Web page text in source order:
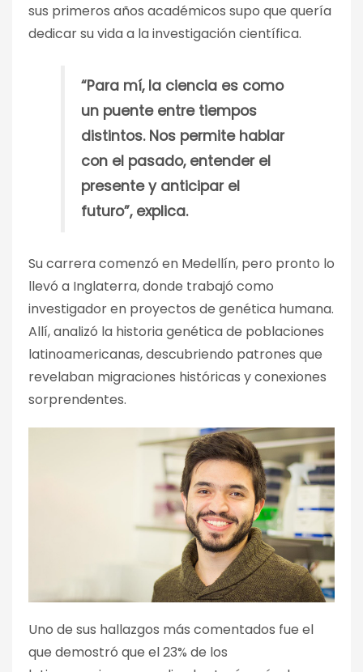
sus primeros años académicos supo que quería
dedicar su vida a la investigación científica.
“Para mí, la ciencia es como
un puente entre tiempos
distintos. Nos permite hablar
con el pasado, entender el
presente y anticipar el
futuro”, explica.
Su carrera comenzó en Medellín, pero pronto lo
llevó a Inglaterra, donde trabajó como
investigador en proyectos de genética humana.
Allí, analizó la historia genética de poblaciones
latinoamericanas, descubriendo patrones que
revelaban migraciones históricas y conexiones
sorprendentes.
Uno de sus hallazgos más comentados fue el
que demostró que el 23% de los